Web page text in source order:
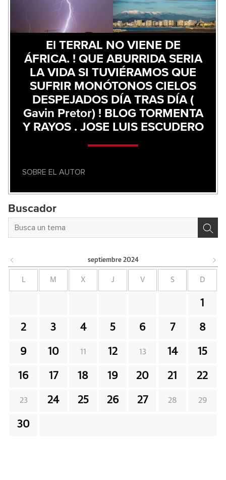
El TERRAL NO VIENE DE
ÁFRICA. ! QUE ABURRIDA SERIA
LA VIDA SI TUVIÉRAMOS QUE
SUFRIR MONÓTONOS CIELOS
DESPEJADOS DÍA TRAS DÍA (
Gavin Pretor) ! BLOG TORMENTA
Y RAYOS . JOSE LUIS ESCUDERO
SOBRE EL AUTOR
Buscador
septiembre 2024
L M X J V S D
1
2 3 4 5 6 7 8
9 10 11 12 13 14 15
16 17 18 19 20 21 22
23 24 25 26 27 28 29
30